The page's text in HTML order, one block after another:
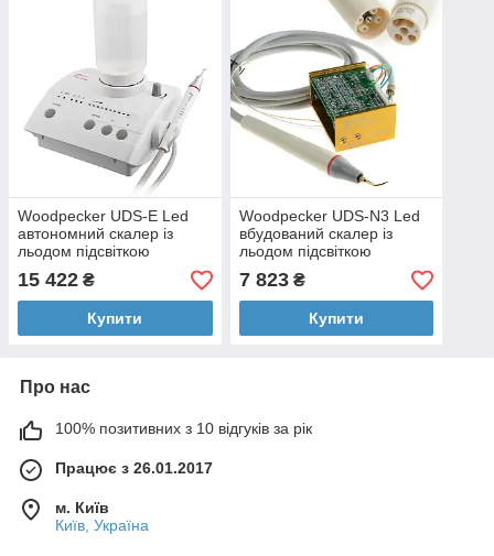
Woodpecker UDS-E Led
автономний скалер із
льодом підсвіткою
15 422 ₴
Купити
Woodpecker UDS-N3 Led
вбудований скалер із
льодом підсвіткою
7 823₴
Купити
Про нас
100% позитивних з 10 відгуків за рік
Працює з 26.01.2017
м. Київ
Київ, Україна